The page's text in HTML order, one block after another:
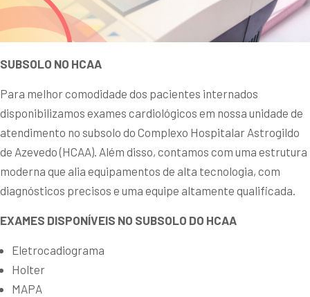
SUBSOLO NO HCAA
Para melhor comodidade dos pacientes internados
disponibilizamos exames cardiológicos em nossa unidade de
atendimento no subsolo do Complexo Hospitalar Astrogildo
de Azevedo (HCAA). Além disso, contamos com uma estrutura
moderna que alia equipamentos de alta tecnologia, com
diagnósticos precisos e uma equipe altamente qualificada.
EXAMES DISPONÍVEIS NO SUBSOLO DO HCAA
Eletrocadiograma
Holter
MAPA